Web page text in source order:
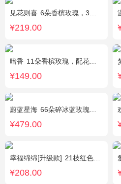
见花则喜 6朵香槟玫瑰，3朵向日葵，桔梗、绿叶搭配
¥219.00
暗香 11朵香槟玫瑰，配花、绿叶搭配
¥149.00
蔚蓝星海 66朵碎冰蓝玫瑰，外围满天星环绕
¥479.00
幸福绵绵[升级款] 21枝红色康乃馨，加拿大黄莺，满天星间插丰满
¥208.00